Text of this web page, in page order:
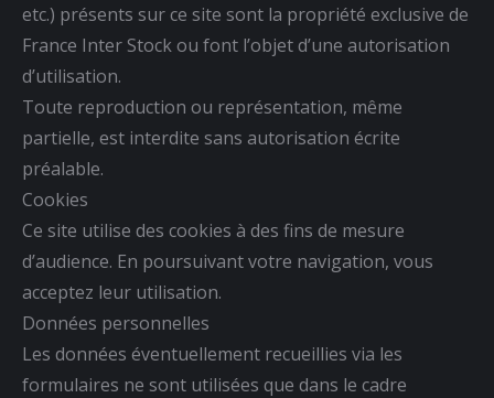
etc.) présents sur ce site sont la propriété exclusive de
France Inter Stock ou font l’objet d’une autorisation
d’utilisation.
Toute reproduction ou représentation, même
partielle, est interdite sans autorisation écrite
préalable.
Cookies
Ce site utilise des cookies à des fins de mesure
d’audience. En poursuivant votre navigation, vous
acceptez leur utilisation.
Données personnelles
Les données éventuellement recueillies via les
formulaires ne sont utilisées que dans le cadre